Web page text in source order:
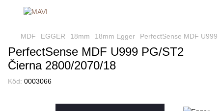
MDF EGGER 18mm 18mm Egger PerfectSense MDF
PerfectSense MDF U999 PG/ST2
Čierna 2800/2070/18
Kôd: 0003066